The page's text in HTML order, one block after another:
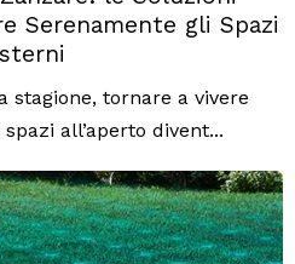
Serenamente gli Spazi
stagione, tornare a vivere
all’aperto divent...